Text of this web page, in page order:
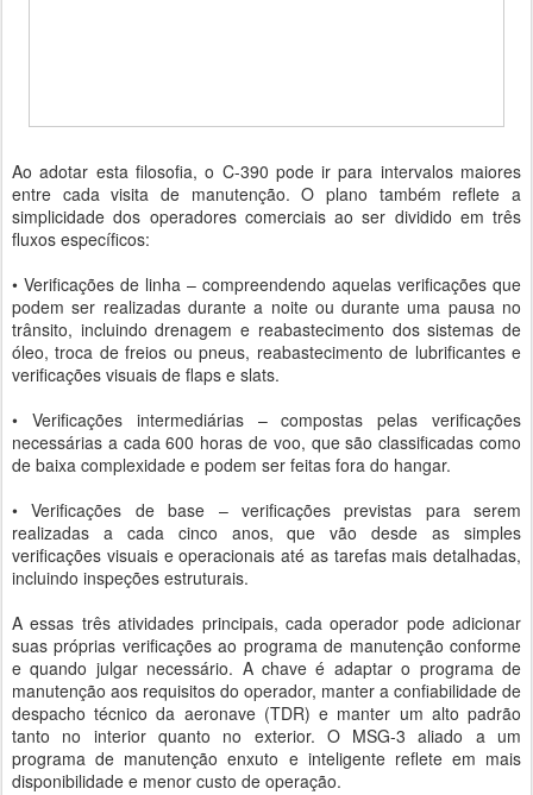
Ao adotar esta filosofia, o C-390 pode ir para intervalos maiores
entre cada visita de manutenção. O plano também reflete a
simplicidade dos operadores comerciais ao ser dividido em três
fluxos específicos:
• Verificações de linha – compreendendo aquelas verificações que
podem ser realizadas durante a noite ou durante uma pausa no
trânsito, incluindo drenagem e reabastecimento dos sistemas de
óleo, troca de freios ou pneus, reabastecimento de lubrificantes e
verificações visuais de flaps e slats.
• Verificações intermediárias – compostas pelas verificações
necessárias a cada 600 horas de voo, que são classificadas como
de baixa complexidade e podem ser feitas fora do hangar.
• Verificações de base – verificações previstas para serem
realizadas a cada cinco anos, que vão desde as simples
verificações visuais e operacionais até as tarefas mais detalhadas,
incluindo inspeções estruturais.
A essas três atividades principais, cada operador pode adicionar
suas próprias verificações ao programa de manutenção conforme
e quando julgar necessário. A chave é adaptar o programa de
manutenção aos requisitos do operador, manter a confiabilidade de
despacho técnico da aeronave (TDR) e manter um alto padrão
tanto no interior quanto no exterior. O MSG-3 aliado a um
programa de manutenção enxuto e inteligente reflete em mais
disponibilidade e menor custo de operação.